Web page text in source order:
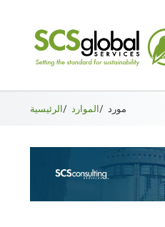
الرئيسية/ الموارد/ مورد